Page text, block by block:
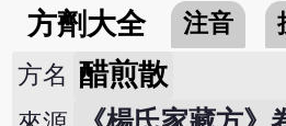
方劑大全 注音
方名 醋煎散